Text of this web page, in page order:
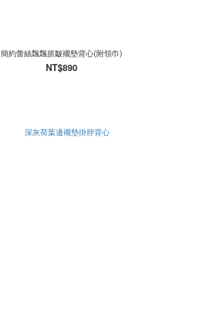
簡約蕾絲飄飄抓皺襯墊背心(附領巾)
NT$890